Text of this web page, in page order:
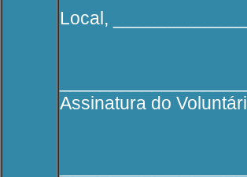
Local,
Assinatura do